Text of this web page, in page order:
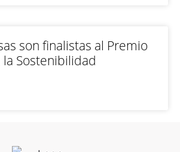
son finalistas al Premio
la Sostenibilidad